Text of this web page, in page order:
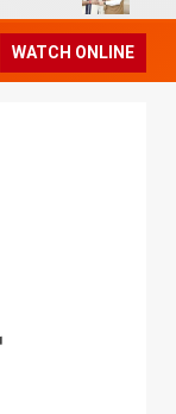
WATCH ONLINE